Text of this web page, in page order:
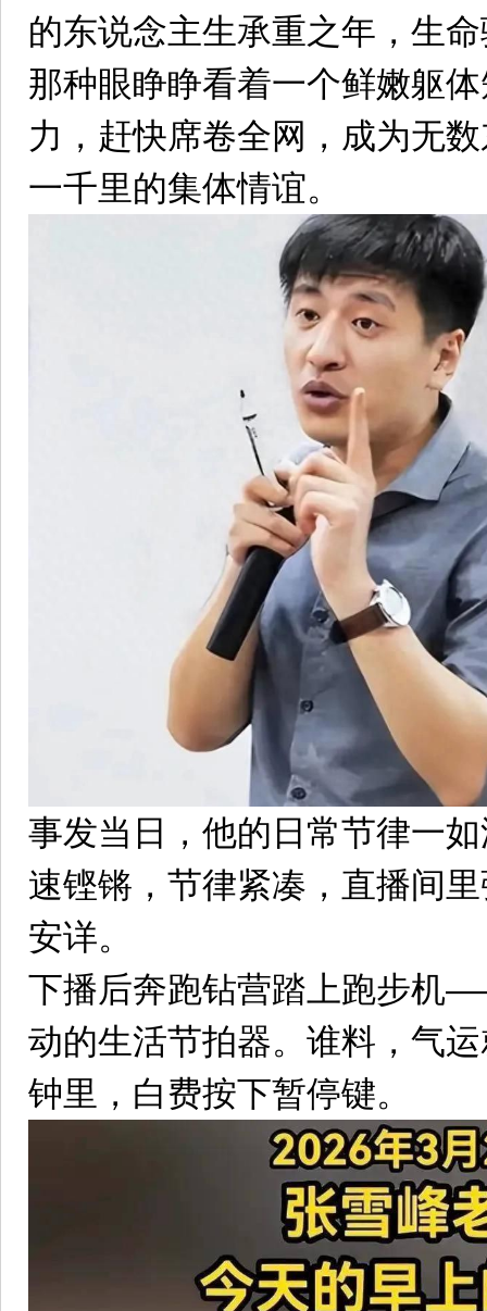
的东说念主生承重之年，生
那种眼睁睁看着一个鲜嫩躯
力，赶快席卷全网，成为无
一千里的集体情谊。
事发当日，他的日常节律一
速铿锵，节律紧凑，直播间
安详。
下播后奔跑钻营踏上跑步机
动的生活节拍器。谁料，气
钟里，白费按下暂停键。